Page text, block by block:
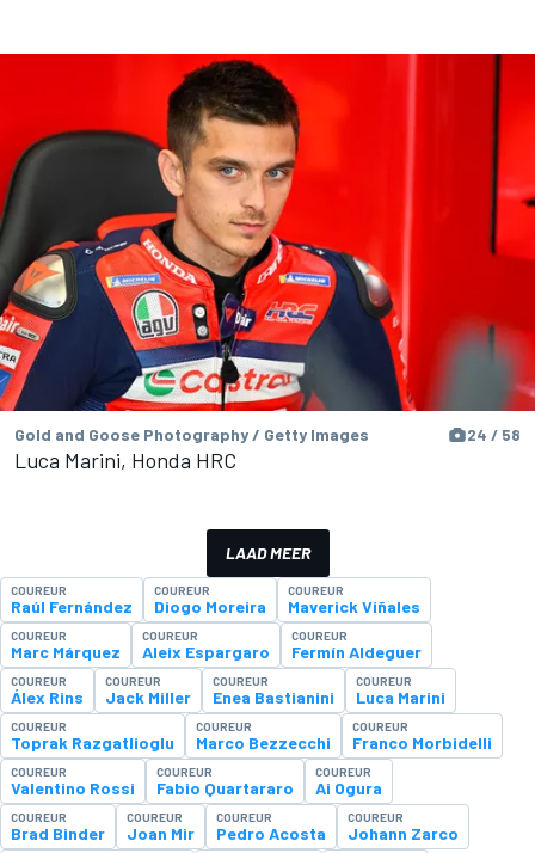
Gold and Goose Photography / Getty Images 24 / 58
Luca Marini, Honda HRC
LAAD MEER
COUREUR
Raúl Fernández
COUREUR
Diogo Moreira
COUREUR
Maverick Viñales
COUREUR
Marc Márquez
COUREUR
Aleix Espargaro
COUREUR
Fermín Aldeguer
COUREUR
Álex Rins
COUREUR
Jack Miller
COUREUR
Enea Bastianini
COUREUR
Luca Marini
COUREUR
Toprak Razgatlioglu
COUREUR
Marco Bezzecchi
COUREUR
Franco Morbidelli
COUREUR
Valentino Rossi
COUREUR
Fabio Quartararo
COUREUR
Ai Ogura
COUREUR
Brad Binder
COUREUR
Joan Mir
COUREUR
Pedro Acosta
COUREUR
Johann Zarco